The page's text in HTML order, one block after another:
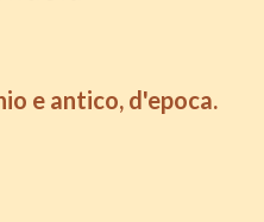
e antico, d'epoca.